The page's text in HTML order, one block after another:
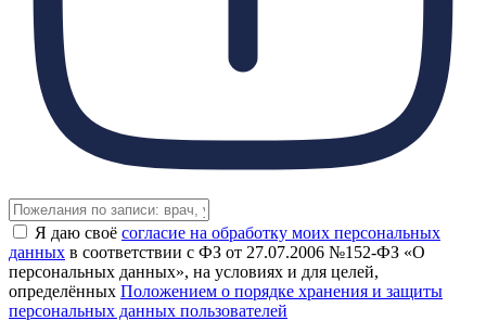
Я даю своё согласие на обработку моих персональных
данных в соответствии с ФЗ от 27.07.2006 №152-ФЗ «О
персональных данных», на условиях и для целей,
определённых Положением о порядке хранения и защиты
персональных данных пользователей